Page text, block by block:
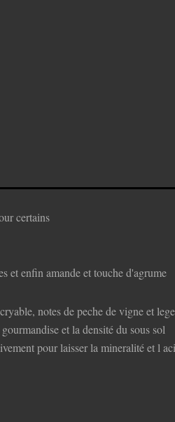
certains
et enfin amande et touche d'agrume
notes de peche de vigne et
et la densité du sous sol
pour laisser la mineralité et l